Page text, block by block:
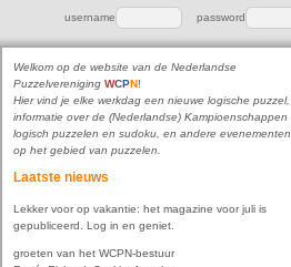
username password
Welkom op de website van de Nederlandse
Puzzelvereniging WCPN!
Hier vind je elke werkdag een nieuwe logische puzzel,
informatie over de (Nederlandse) Kampioenschappen
logisch puzzelen en sudoku, en andere evenementen
op het gebied van puzzelen.
Laatste nieuws
Lekker voor op vakantie: het magazine voor juli is
gepubliceerd. Log in en geniet.
groeten van het WCPN-bestuur